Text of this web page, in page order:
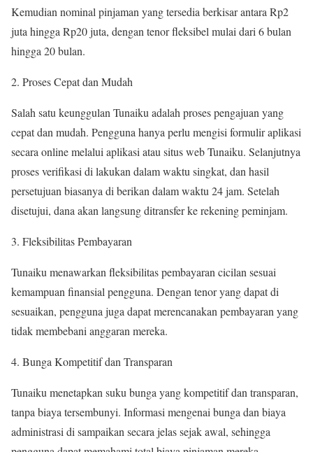
Kemudian nominal pinjaman yang tersedia berkisar antara Rp2
juta hingga Rp20 juta, dengan tenor fleksibel mulai dari 6 bulan
hingga 20 bulan.
Proses Cepat dan Mudah
Salah satu keunggulan Tunaiku adalah proses pengajuan yang
cepat dan mudah. Pengguna hanya perlu mengisi formulir aplikasi
secara online melalui aplikasi atau situs web Tunaiku. Selanjutnya
proses verifikasi di lakukan dalam waktu singkat, dan hasil
persetujuan biasanya di berikan dalam waktu 24 jam. Setelah
disetujui, dana akan langsung ditransfer ke rekening peminjam.
Fleksibilitas Pembayaran
Tunaiku menawarkan fleksibilitas pembayaran cicilan sesuai
kemampuan finansial pengguna. Dengan tenor yang dapat di
sesuaikan, pengguna juga dapat merencanakan pembayaran yang
tidak membebani anggaran mereka.
Bunga Kompetitif dan Transparan
Tunaiku menetapkan suku bunga yang kompetitif dan transparan,
tanpa biaya tersembunyi. Informasi mengenai bunga dan biaya
administrasi di sampaikan secara jelas sejak awal, sehingga